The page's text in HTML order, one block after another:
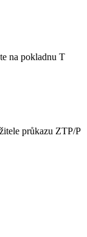
na pokladnu T
průkazu ZTP/P